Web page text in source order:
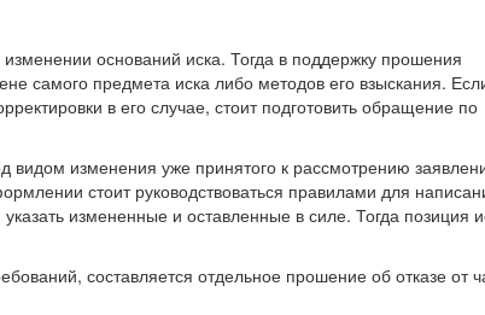
оснований иска. Тогда в поддержку прошения
самого предмета иска либо методов его взыскания.
в его случае, стоит подготовить обращение по
изменения уже принятого к рассмотрению
стоит руководствоваться правилами для
измененные и оставленные в силе. Тогда позиция
составляется отдельное прошение об отказе от